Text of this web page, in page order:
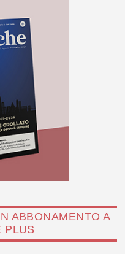
ABBONAMENTO A
PLUS